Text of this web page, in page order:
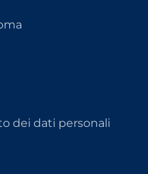
dei dati personali